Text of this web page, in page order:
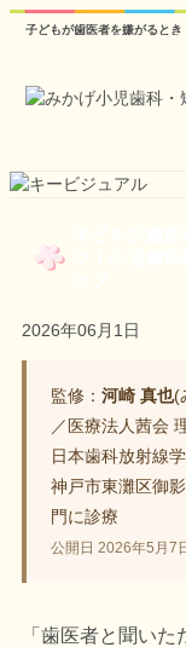
2026年06月1日
監修： 河崎 真也(
／医療法人茜会
日本歯科放射線
神戸市東灘区御
門に診療
公開日 2026年5月7
「歯医者と聞い